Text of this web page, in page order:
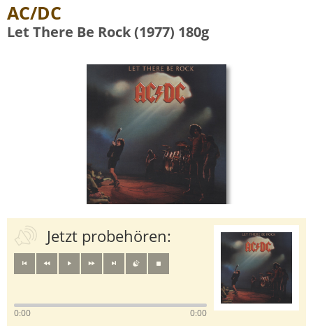
AC/DC
Let There Be Rock (1977) 180g
Jetzt probehören:
0:00 0:00